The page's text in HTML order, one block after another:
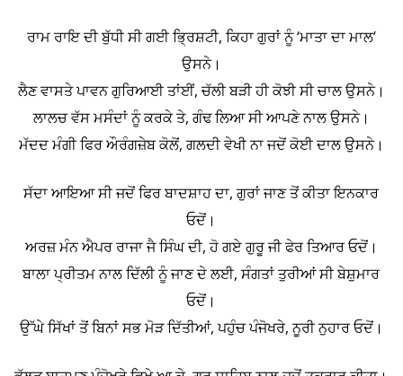
ਰਾਮ ਰਾਇ ਦੀ ਬੁੱਧੀ ਸੀ ਗਈ ਭ੍ਰਿਸ਼ਟੀ, ਕਿਹਾ ਗੁਰਾਂ ਨੂੰ ‘ਮਾਤਾ ਦਾ ਮਾਲ’
ਉਸਨੇ।
ਲੈਣ ਵਾਸਤੇ ਪਾਵਨ ਗੁਰਿਆਈ ਤਾਂਈਂ, ਚੱਲੀ ਬੜੀ ਹੀ ਕੋਝੀ ਸੀ ਚਾਲ ਉਸਨੇ।
ਲਾਲਚ ਵੱਸ ਮਸੰਦਾਂ ਨੂੰ ਕਰਕੇ ਤੇ, ਗੰਢ ਲਿਆ ਸੀ ਆਪਣੇ ਨਾਲ ਉਸਨੇ।
ਮੱਦਦ ਮੰਗੀ ਫਿਰ ਔਰੰਗਜ਼ੇਬ ਕੋਲੋਂ, ਗਲਦੀ ਵੇਖੀ ਨਾ ਜਦੋਂ ਕੋਈ ਦਾਲ ਉਸਨੇ।
ਸੱਦਾ ਆਇਆ ਸੀ ਜਦੋਂ ਫਿਰ ਬਾਦਸ਼ਾਹ ਦਾ, ਗੁਰਾਂ ਜਾਣ ਤੋਂ ਕੀਤਾ ਇਨਕਾਰ
ਓਦੋਂ।
ਅਰਜ਼ ਮੰਨ ਐਪਰ ਰਾਜਾ ਜੈ ਸਿੰਘ ਦੀ, ਹੋ ਗਏ ਗੁਰੂ ਜੀ ਫੇਰ ਤਿਆਰ ਓਦੋਂ।
ਬਾਲਾ ਪ੍ਰੀਤਮ ਨਾਲ ਦਿੱਲੀ ਨੂੰ ਜਾਣ ਦੇ ਲਈ, ਸੰਗਤਾਂ ਤੁਰੀਆਂ ਸੀ ਬੇਸ਼ੁਮਾਰ
ਓਦੋਂ।
ਉੱਘੇ ਸਿੱਖਾਂ ਤੋਂ ਬਿਨਾਂ ਸਭ ਮੋੜ ਦਿੱਤੀਆਂ, ਪਹੁੰਚ ਪੰਜੋਖਰੇ, ਨੂਰੀ ਨੁਹਾਰ ਓਦੋਂ।